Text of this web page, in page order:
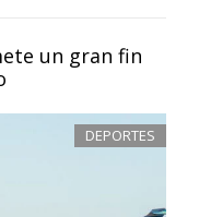
un gran fin
DEPORTES